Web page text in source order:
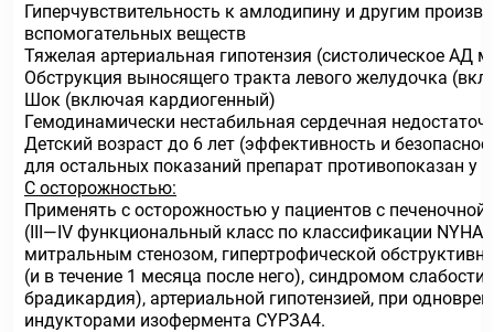
Гиперчувствительность к амлодипину и другим
вспомогательных веществ
Тяжелая артериальная гипотензия (систолическое АД
Обструкция выносящего тракта левого желудочка
Шок (включая кардиогенный)
Гемодинамически нестабильная сердечная
Детский возраст до 6 лет (эффективность и
для остальных показаний препарат противопоказан у
С осторожностью:
Применять с осторожностью у пациентов с
(III—IV функциональный класс по классификации
митральным стенозом, гипертрофической
(и в течение 1 месяца после него), синдромом
брадикардия), артериальной гипотензией, при
индукторами изофермента СYРЗА4.